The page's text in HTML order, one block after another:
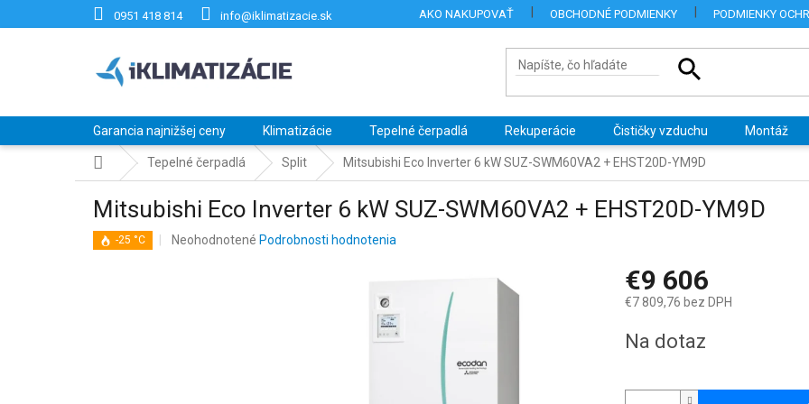
0951 418 814 info@iklimatizacie.sk AKO NAKUPOVAŤ OBCHODNÉ PODMIENKY PODMIENKY
Garancia najnižšej ceny Klimatizácie Tepelné čerpadlá Rekuperácie Čističky vzduchu Montáž
DomovTepelné čerpadlá Split Mitsubishi Eco Inverter 6 kW SUZ-SWM60VA2 + EHST20D-YM9D
Mitsubishi Eco Inverter 6 kW SUZ-SWM60VA2 + EHST20D-YM9D
-25 °C
Priemerné
Neohodnotené Podrobnosti hodnotenia
€9 606
€7 809,76 bez DPH
cena:
Na dotaz